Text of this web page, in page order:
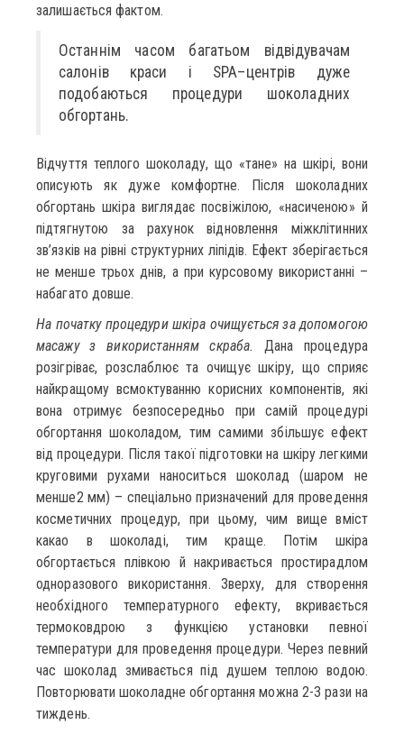
залишається фактом.
Останнім часом багатьом відвідувачам
салонів краси і SPA–центрів дуже
подобаються процедури шоколадних
обгортань.
Відчуття теплого шоколаду, що «тане» на шкірі, вони
описують як дуже комфортне. Після шоколадних
обгортань шкіра виглядає посвіжілою, «насиченою» й
підтягнутою за рахунок відновлення міжклітинних
зв’язків на рівні структурних ліпідів. Ефект зберігається
не менше трьох днів, а при курсовому використанні –
набагато довше.
На початку процедури шкіра очищується за допомогою
масажу з використанням скраба.
Дана процедура
розігріває, розслаблює та очищує шкіру, що сприяє
найкращому всмоктуванню корисних компонентів, які
вона отримує безпосередньо при самій процедурі
обгортання шоколадом, тим самими збільшує ефект
від процедури. Після такої підготовки на шкіру легкими
круговими рухами наноситься шоколад (шаром не
менше2 мм) – спеціально призначений для проведення
косметичних процедур, при цьому, чим вище вміст
какао в шоколаді, тим краще. Потім шкіра
обгортається плівкою й накривається простирадлом
одноразового використання. Зверху, для створення
необхідного температурного ефекту, вкривається
термоковдрою з функцією установки певної
температури для проведення процедури. Через певний
час шоколад змивається під душем теплою водою.
Повторювати шоколадне обгортання можна 2-3 рази на
тиждень.